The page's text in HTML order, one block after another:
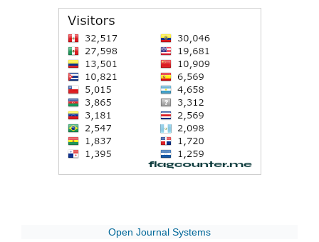
Open Journal Systems